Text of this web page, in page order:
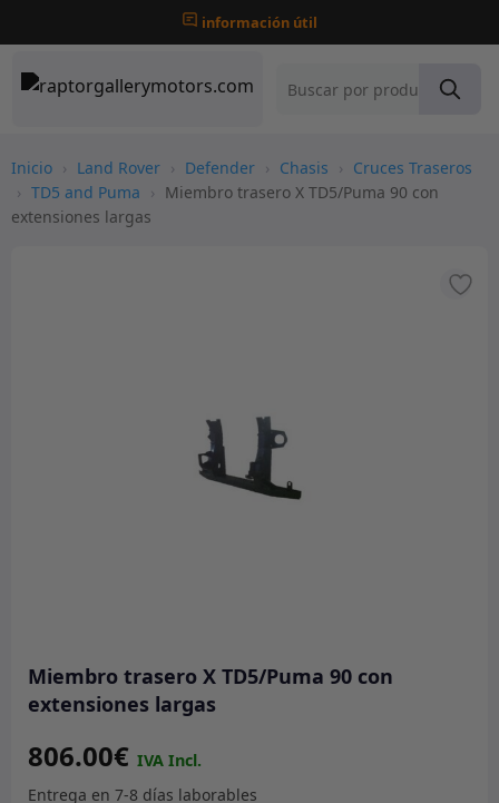
información útil
Inicio › Land Rover › Defender › Chasis › Cruces Traseros
› TD5 and Puma › Miembro trasero X TD5/Puma 90 con
extensiones largas
Miembro trasero X TD5/Puma 90 con
extensiones largas
806.00€